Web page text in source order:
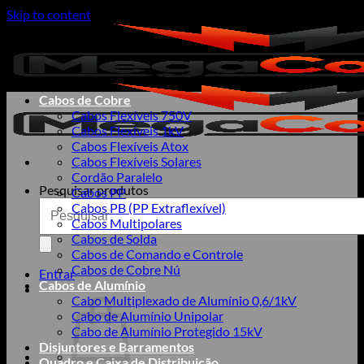
Skip to content
Pesquisar produtos
Entrar
Cabos de Cobre
Cabos Flexíveis 750V
Cabos Flexíveis 1kV
Cabos Flexíveis Atox
Cabos Flexíveis Solares
Cordão Paralelo
Cabos PP
Cabos PB (PP Extraflexível)
Cabos Multipolares
Cabos de Solda
Cabos de Comando e Controle
Cabos de Cobre Nú
Cabos de Alumínio
Cabo Multiplexado de Alumínio 0,6/1kV
Cabo de Alumínio Unipolar
Cabo de Alumínio Protegido 15kV
Disjuntores e Barramentos